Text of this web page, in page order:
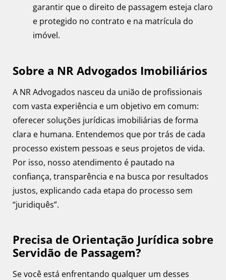
garantir que o direito de passagem esteja claro
e protegido no contrato e na matrícula do
imóvel.
Sobre a NR Advogados Imobiliários
A NR Advogados nasceu da união de profissionais
com vasta experiência e um objetivo em comum:
oferecer soluções jurídicas imobiliárias de forma
clara e humana. Entendemos que por trás de cada
processo existem pessoas e seus projetos de vida.
Por isso, nosso atendimento é pautado na
confiança, transparência e na busca por resultados
justos, explicando cada etapa do processo sem
“juridiquês”.
Precisa de Orientação Jurídica sobre
Servidão de Passagem?
Se você está enfrentando qualquer um desses